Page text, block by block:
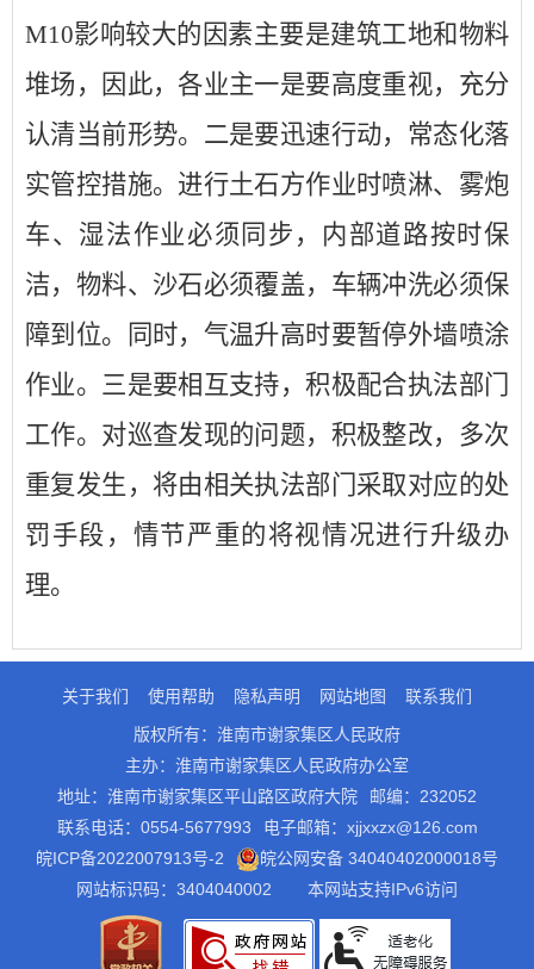
M10影响较大的因素主要是建筑工地和物料
堆场，因此，各业主一是要高度重视，充分
认清当前形势。二是要迅速行动，常态化落
实管控措施。进行土石方作业时喷淋、雾炮
车、湿法作业必须同步，内部道路按时保
洁，物料、沙石必须覆盖，车辆冲洗必须保
障到位。同时，气温升高时要暂停外墙喷涂
作业。三是要相互支持，积极配合执法部门
工作。对巡查发现的问题，积极整改，多次
重复发生，将由相关执法部门采取对应的处
罚手段，情节严重的将视情况进行升级办
理。
关于我们 使用帮助 隐私声明 网站地图
联系我们
版权所有：淮南市谢家集区人民政府
主办：淮南市谢家集区人民政府办公室
地址：淮南市谢家集区平山路区政府大院
邮编：232052
联系电话：0554-5677993
电子邮箱：xjjxxzx@126.com
皖ICP备2022007913号-2
皖公网安备 34040402000018号
网站标识码：3404040002
本网站支持IPv6访问